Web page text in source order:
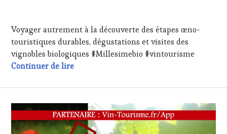
INVITATIONS
&
DÉGUSTATIONS,
WINE
TASTING,
MÉDIAS,
ÉCRITE,
RADIO,
TV,
2023
Voyager autrement à la découverte des étapes œno-
touristiques durables, dégustations et visites des
vignobles biologiques #Millesimebio #vintourisme
Continuer de lireVoyager autrement à la découverte de